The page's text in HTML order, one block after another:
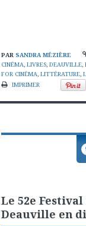
PAR SANDRA MÉZIÈRE
CINÉMA, LIVRES, DEAUVILLE,
FOR CINÉMA, LITTÉRATURE,
IMPRIMER
Le 52e
Deauville en